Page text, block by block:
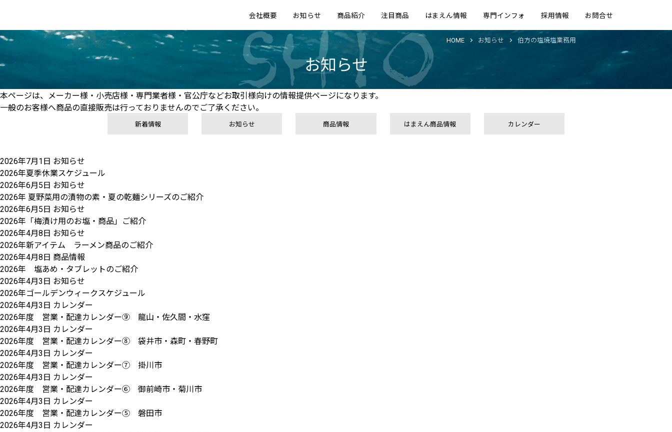
会社概要 お知らせ 商品紹介 注目商品 はまえん情報 専門インフォ 採用情報 お問合せ
HOME お知らせ 伯方の塩焼塩業務用
お知らせ
本ページは、メーカー様・小売店様・専門業者様・官公庁などお取引様向けの情報提供ページになります。
一般のお客様へ商品の直接販売は行っておりませんのでご了承ください。
新着情報 お知らせ 商品情報 はまえん商品情報 カレンダー
2026年7月1日 お知らせ
2026年夏季休業スケジュール
2026年6月5日 お知らせ
2026年 夏野菜用の漬物の素・夏の乾麺シリーズのご紹介
2026年6月5日 お知らせ
2026年「梅漬け用のお塩・商品」ご紹介
2026年4月8日 お知らせ
2026年新アイテム ラーメン商品のご紹介
2026年4月8日 商品情報
2026年 塩あめ・タブレットのご紹介
2026年4月3日 お知らせ
2026年ゴールデンウィークスケジュール
2026年4月3日 カレンダー
2026年度 営業・配達カレンダー⑨ 龍山・佐久間・水窪
2026年4月3日 カレンダー
2026年度 営業・配達カレンダー⑧ 袋井市・森町・春野町
2026年4月3日 カレンダー
2026年度 営業・配達カレンダー⑦ 掛川市
2026年4月3日 カレンダー
2026年度 営業・配達カレンダー⑥ 御前崎市・菊川市
2026年4月3日 カレンダー
2026年度 営業・配達カレンダー⑤ 磐田市
2026年4月3日 カレンダー